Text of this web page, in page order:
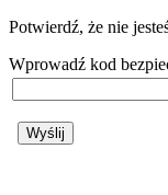
Potwierdź, że nie
Wprowadź kod